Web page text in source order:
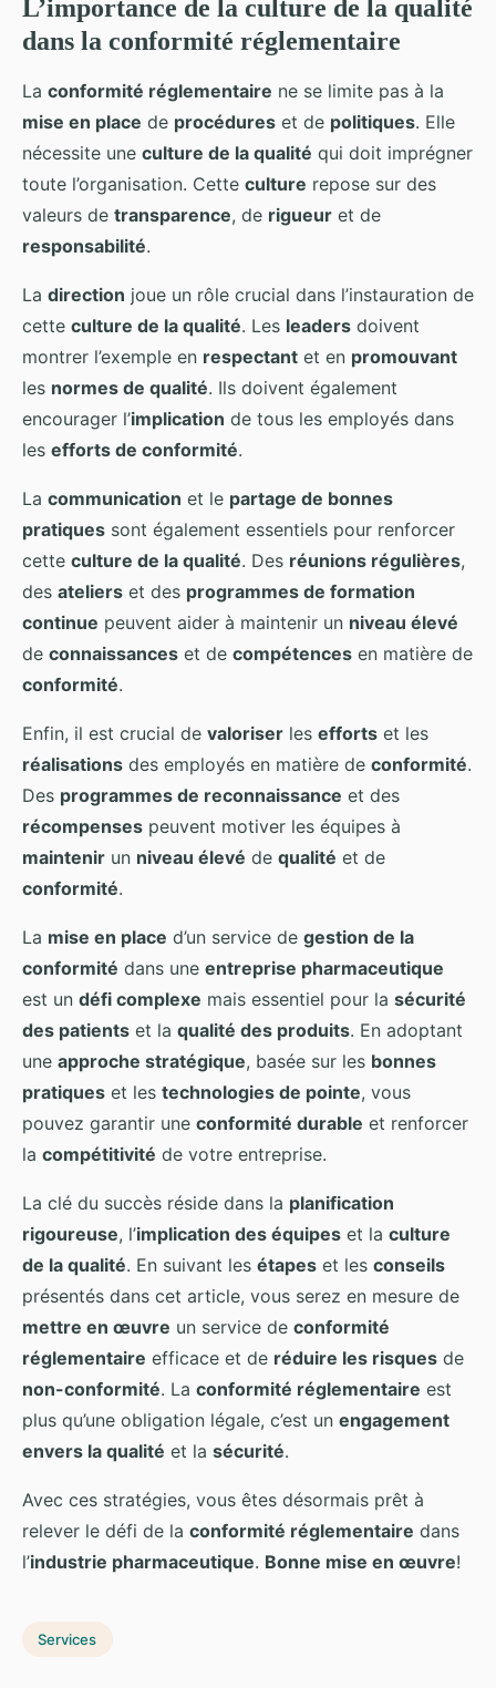
L’importance de la culture de la qualité
dans la conformité réglementaire
La conformité réglementaire ne se limite pas à la
mise en place de procédures et de politiques. Elle
nécessite une culture de la qualité qui doit imprégner
toute l’organisation. Cette culture repose sur des
valeurs de transparence, de rigueur et de
responsabilité.
La direction joue un rôle crucial dans l’instauration de
cette culture de la qualité. Les leaders doivent
montrer l’exemple en respectant et en promouvant
les normes de qualité. Ils doivent également
encourager l’implication de tous les employés dans
les efforts de conformité.
La communication et le partage de bonnes
pratiques sont également essentiels pour renforcer
cette culture de la qualité. Des réunions régulières,
des ateliers et des programmes de formation
continue peuvent aider à maintenir un niveau élevé
de connaissances et de compétences en matière de
conformité.
Enfin, il est crucial de valoriser les efforts et les
réalisations des employés en matière de conformité.
Des programmes de reconnaissance et des
récompenses peuvent motiver les équipes à
maintenir un niveau élevé de qualité et de
conformité.
La mise en place d’un service de gestion de la
conformité dans une entreprise pharmaceutique
est un défi complexe mais essentiel pour la sécurité
des patients et la qualité des produits. En adoptant
une approche stratégique, basée sur les bonnes
pratiques et les technologies de pointe, vous
pouvez garantir une conformité durable et renforcer
la compétitivité de votre entreprise.
La clé du succès réside dans la planification
rigoureuse, l’implication des équipes et la culture
de la qualité. En suivant les étapes et les conseils
présentés dans cet article, vous serez en mesure de
mettre en œuvre un service de conformité
réglementaire efficace et de réduire les risques de
non-conformité. La conformité réglementaire est
plus qu’une obligation légale, c’est un engagement
envers la qualité et la sécurité.
Avec ces stratégies, vous êtes désormais prêt à
relever le défi de la conformité réglementaire dans
l’industrie pharmaceutique. Bonne mise en œuvre!
Services